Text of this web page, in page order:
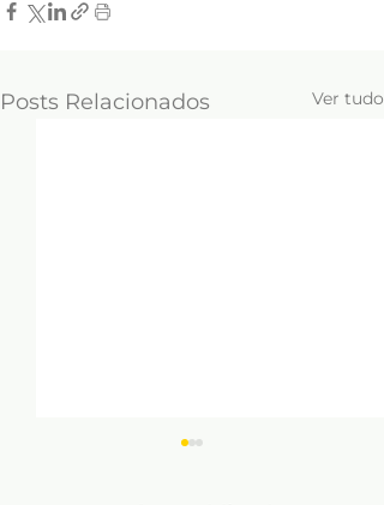
Posts Relacionados Ver tudo